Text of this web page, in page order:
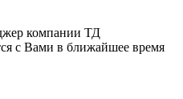
компании ТД
с Вами в ближайшее время